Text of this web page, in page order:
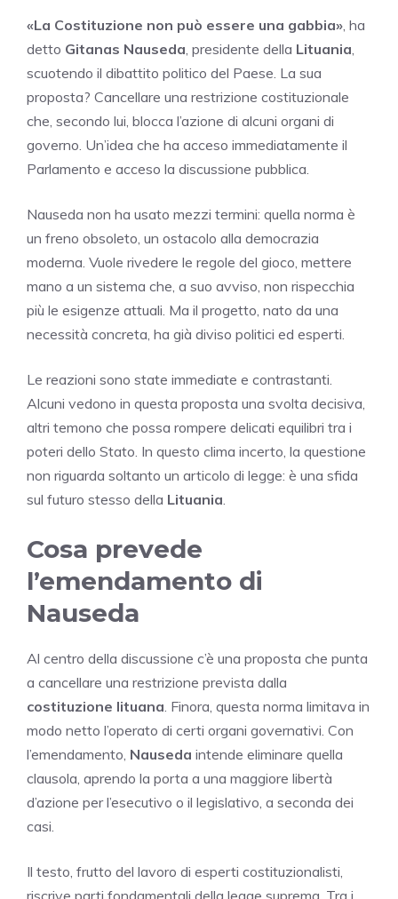
«La Costituzione non può essere una gabbia», ha
detto Gitanas Nauseda, presidente della Lituania,
scuotendo il dibattito politico del Paese. La sua
proposta? Cancellare una restrizione costituzionale
che, secondo lui, blocca l’azione di alcuni organi di
governo. Un’idea che ha acceso immediatamente il
Parlamento e acceso la discussione pubblica.
Nauseda non ha usato mezzi termini: quella norma è
un freno obsoleto, un ostacolo alla democrazia
moderna. Vuole rivedere le regole del gioco, mettere
mano a un sistema che, a suo avviso, non rispecchia
più le esigenze attuali. Ma il progetto, nato da una
necessità concreta, ha già diviso politici ed esperti.
Le reazioni sono state immediate e contrastanti.
Alcuni vedono in questa proposta una svolta decisiva,
altri temono che possa rompere delicati equilibri tra i
poteri dello Stato. In questo clima incerto, la questione
non riguarda soltanto un articolo di legge: è una sfida
sul futuro stesso della Lituania.
Cosa prevede
l’emendamento di
Nauseda
Al centro della discussione c’è una proposta che punta
a cancellare una restrizione prevista dalla
costituzione lituana. Finora, questa norma limitava in
modo netto l’operato di certi organi governativi. Con
l’emendamento, Nauseda intende eliminare quella
clausola, aprendo la porta a una maggiore libertà
d’azione per l’esecutivo o il legislativo, a seconda dei
casi.
Il testo, frutto del lavoro di esperti costituzionalisti,